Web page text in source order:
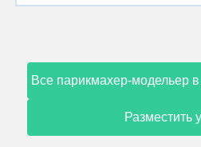
Все парикмахер-модельер в
Разместить